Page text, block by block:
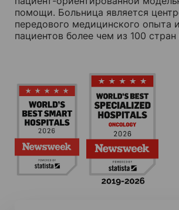
помощи. Больница является
передового медицинского опыта
пациентов более чем из 100